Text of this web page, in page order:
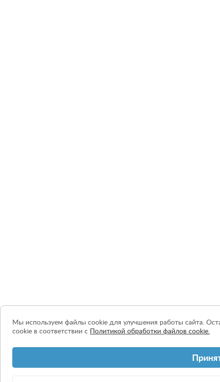
Мы используем файлы cookie для улучшения работы сайта.
cookie в соответствии с Политикой обработки файлов cookie.